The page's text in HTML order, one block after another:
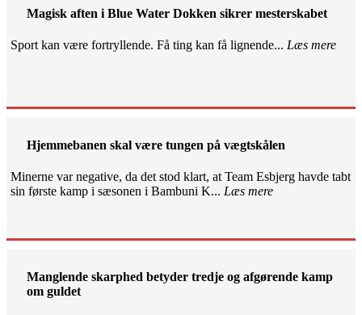
Magisk aften i Blue Water Dokken sikrer mesterskabet
Sport kan være fortryllende. Få ting kan få lignende... Læs mere
Hjemmebanen skal være tungen på vægtskålen
Minerne var negative, da det stod klart, at Team Esbjerg havde tabt
sin første kamp i sæsonen i Bambuni K... Læs mere
Manglende skarphed betyder tredje og afgørende kamp
om guldet